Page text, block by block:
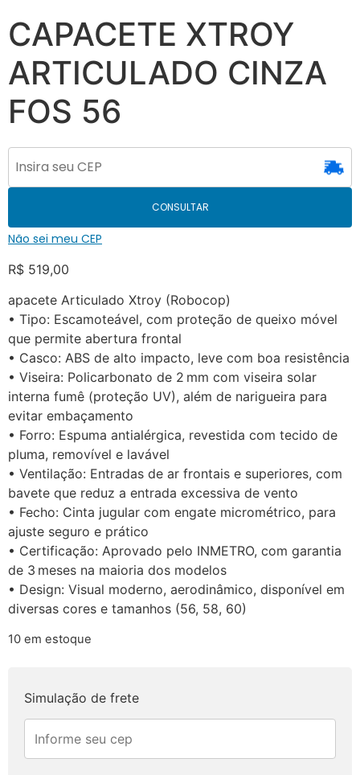
CAPACETE XTROY
ARTICULADO CINZA
FOS 56
CONSULTAR
Não sei meu CEP
R$ 519,00
apacete Articulado Xtroy (Robocop)
• Tipo: Escamoteável, com proteção de queixo móvel
que permite abertura frontal
• Casco: ABS de alto impacto, leve com boa resistência
• Viseira: Policarbonato de 2 mm com viseira solar
interna fumê (proteção UV), além de narigueira para
evitar embaçamento
• Forro: Espuma antialérgica, revestida com tecido de
pluma, removível e lavável
• Ventilação: Entradas de ar frontais e superiores, com
bavete que reduz a entrada excessiva de vento
• Fecho: Cinta jugular com engate micrométrico, para
ajuste seguro e prático
• Certificação: Aprovado pelo INMETRO, com garantia
de 3 meses na maioria dos modelos
• Design: Visual moderno, aerodinâmico, disponível em
diversas cores e tamanhos (56, 58, 60)
10 em estoque
Simulação de frete